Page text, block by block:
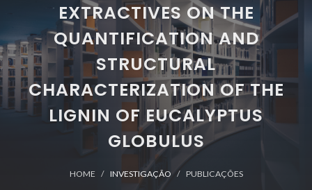
EXTRACTIVES ON THE
QUANTIFICATION AND
STRUCTURAL
CHARACTERIZATION OF THE
LIGNIN OF EUCALYPTUS
GLOBULUS
HOME INVESTIGAÇÃO PUBLICAÇÕES